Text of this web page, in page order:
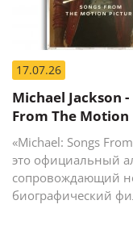
17.07.26
Michael Jackson
From The
«Michael: Songs
это официальный
сопровождающий
биографический